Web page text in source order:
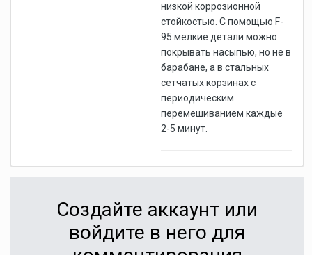
низкой коррозионной
стойкостью. С помощью F-
95 мелкие детали можно
покрывать насыпью, но не в
барабане, а в стальных
сетчатых корзинах с
периодическим
перемешиванием каждые
2-5 минут.
Создайте аккаунт или
войдите в него для